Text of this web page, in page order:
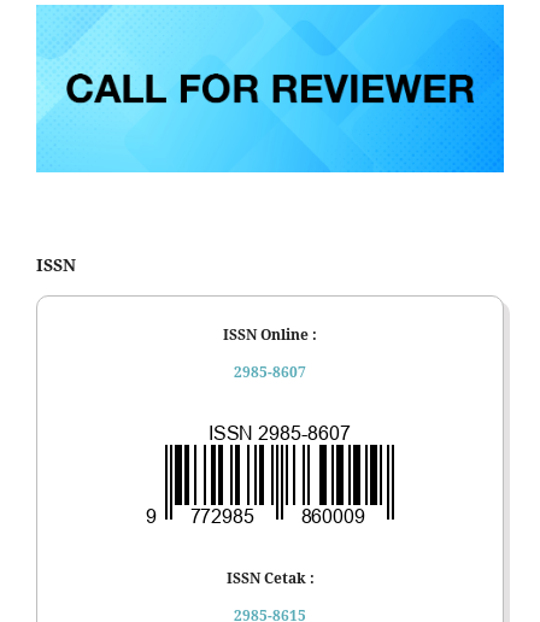
ISSN
ISSN Online :
2985-8607
ISSN Cetak :
2985-8615